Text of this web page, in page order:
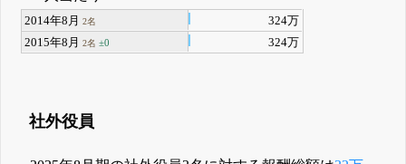
2014年8月2名
324万
2015年8月2名 ±0 324万
社外役員